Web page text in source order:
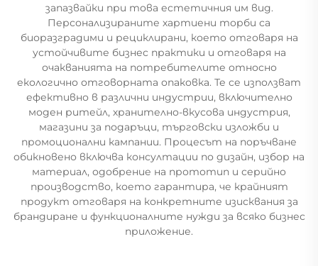
запазвайки при това естетичния им вид.
Персонализираните хартиени торби са
биоразградими и рециклирани, което отговаря на
устойчивите бизнес практики и отговаря на
очакванията на потребителите относно
екологично отговорната опаковка. Те се използват
ефективно в различни индустрии, включително
моден ритейл, хранително-вкусова индустрия,
магазини за подаръци, търговски изложби и
промоционални кампании. Процесът на поръчване
обикновено включва консултации по дизайн, избор на
материал, одобрение на прототип и серийно
производство, което гарантира, че крайният
продукт отговаря на конкретните изисквания за
брандиране и функционалните нужди за всяко бизнес
приложение.